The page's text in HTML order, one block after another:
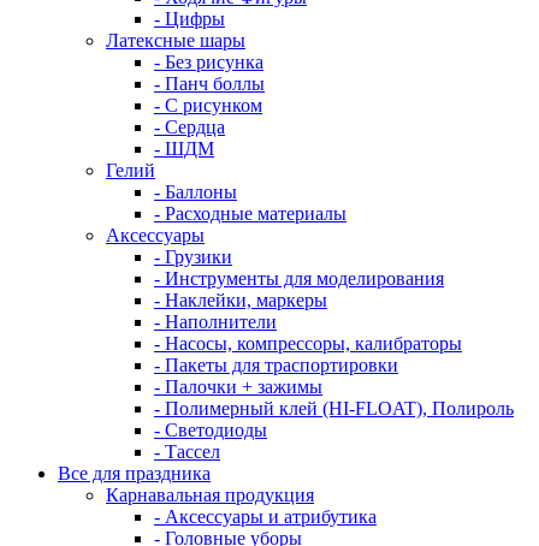
- Цифры
Латексные шары
- Без рисунка
- Панч боллы
- С рисунком
- Сердца
- ШДМ
Гелий
- Баллоны
- Расходные материалы
Аксессуары
- Грузики
- Инструменты для моделирования
- Наклейки, маркеры
- Наполнители
- Насосы, компрессоры, калибраторы
- Пакеты для траспортировки
- Палочки + зажимы
- Полимерный клей (HI-FLOAT), Полироль
- Светодиоды
- Тассел
Все для праздника
Карнавальная продукция
- Аксессуары и атрибутика
- Головные уборы